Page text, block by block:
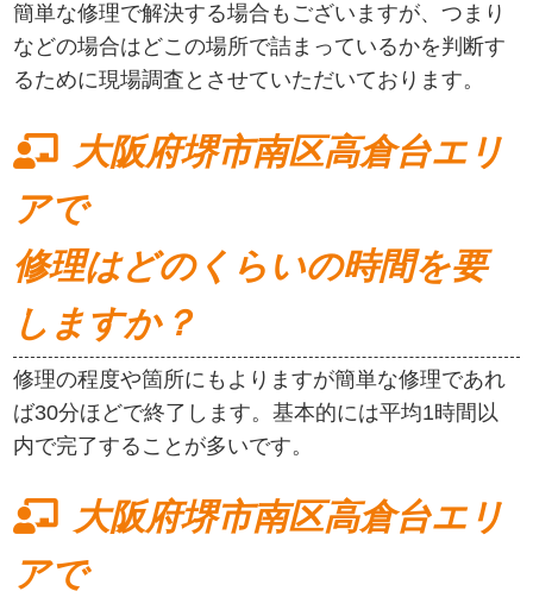
簡単な修理で解決する場合もございますが、つまり
などの場合はどこの場所で詰まっているかを判断す
るために現場調査とさせていただいております。
大阪府堺市南区高倉台エリ
アで
修理はどのくらいの時間を要
しますか？
修理の程度や箇所にもよりますが簡単な修理であれ
ば30分ほどで終了します。基本的には平均1時間以
内で完了することが多いです。
大阪府堺市南区高倉台エリ
アで